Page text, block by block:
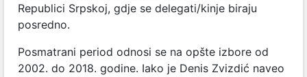
Republici Srpskoj, gdje se delegati/kinje biraju
posredno.
Posmatrani period odnosi se na opšte izbore od
2002. do 2018. godine. Iako je Denis Zvizdić naveo